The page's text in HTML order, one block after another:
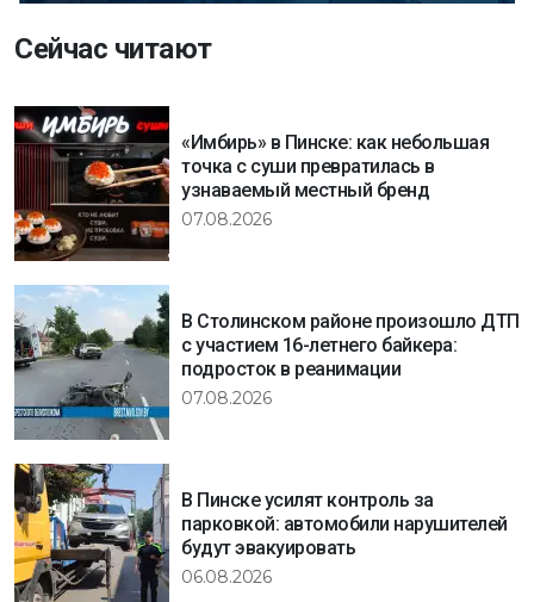
Сейчас читают
«Имбирь» в Пинске: как небольшая
точка с суши превратилась в
узнаваемый местный бренд
07.08.2026
В Столинском районе произошло ДТП
с участием 16-летнего байкера:
подросток в реанимации
07.08.2026
В Пинске усилят контроль за
парковкой: автомобили нарушителей
будут эвакуировать
06.08.2026